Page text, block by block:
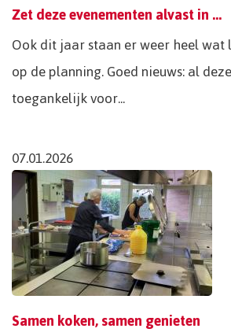
Zet deze evenementen alvast in je agenda!
Ook dit jaar staan er weer heel
op de planning. Goed nieuws: al
toegankelijk voor...
07.01.2026
Samen koken, samen genieten